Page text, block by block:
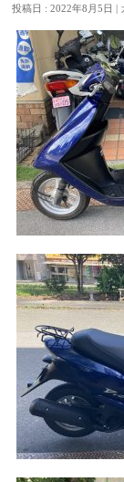
投稿日 : 2022年8月5日